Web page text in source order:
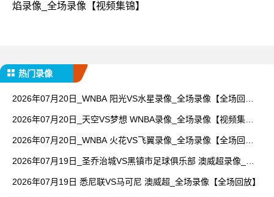
焰录像_全场录像【视频集锦】
热门录像
2026年07月20日_WNBA 阳光VS水星录像_全场录像【全场回
2026年07月20日_天空VS梦想 WNBA录像_全场录像【视频集
2026年07月20日_WNBA 火花VS飞翼录像_全场录像【全场回
2026年07月19日_圣乔治城VS黑镇市足球俱乐部 澳威超录像_全
2026年07月19日 悉尼联VS马可尼 澳威超_全场录像【全场回放】